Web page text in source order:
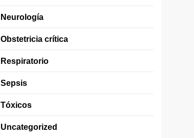
Neurología
Obstetricia crítica
Respiratorio
Sepsis
Tóxicos
Uncategorized